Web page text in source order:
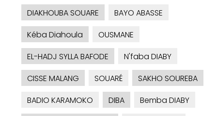
DIAKHOUBA SOUARE
BAYO ABASSE
Kéba Diahoula
OUSMANE
EL-HADJ SYLLA BAFODE
N'faba DIABY
CISSE MALANG
SOUARÉ
SAKHO SOUREBA
BADIO KARAMOKO
DIBA
Bemba DIABY